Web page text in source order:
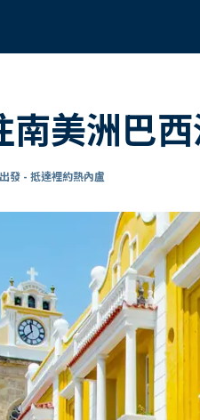
美洲巴
發 - 抵達裡約熱內盧